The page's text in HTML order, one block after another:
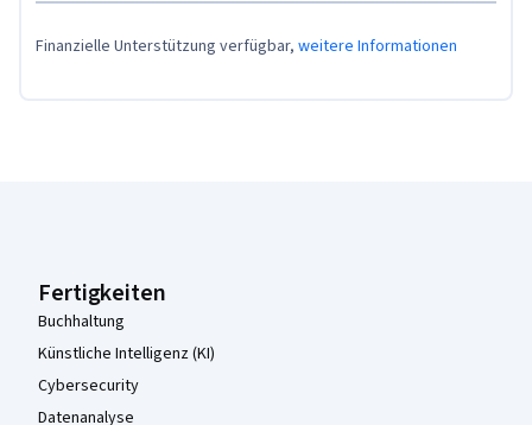
Finanzielle Unterstützung verfügbar, weitere Informationen
Fertigkeiten
Buchhaltung
Künstliche Intelligenz (KI)
Cybersecurity
Datenanalyse